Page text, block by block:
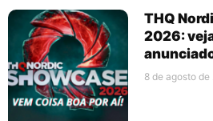
THQ
2026:
8 de agosto de